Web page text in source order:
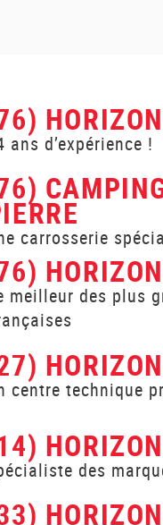
ans d’expérience !
carrosserie
meilleur des plus
centre technique
des
HORIZON